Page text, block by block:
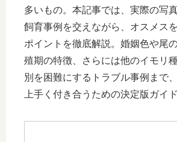
多いもの。本記事では、実際の写
飼育事例を交えながら、オスメス
ポイントを徹底解説。婚姻色や尾
殖期の特徴、さらには他のイモリ
別を困難にするトラブル事例まで
上手く付き合うための決定版ガイド